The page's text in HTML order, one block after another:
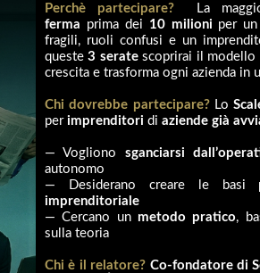
Perchè partecipare? La
ferma prima dei 10 milioni per
fragili, ruoli confusi e un
queste3 seratescoprirai il modello
crescita e trasforma ogni azienda in
Chi dovrebbe partecipare? Lo
per imprenditori di aziende già
— Vogliono sganciarsi
autonomo
— Desiderano creare le basi
imprenditoriale
— Cercano un metodo pratico,
sulla teoria
Chi è il relatore? Co-fondatore di